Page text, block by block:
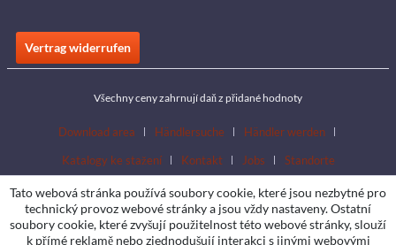
Vertrag widerrufen
Všechny ceny zahrnují daň z přidané hodnoty
Download area Händlersuche
Händler werden
Katalogy ke stažení
Kontakt Jobs Standorte
Tato webová stránka používá soubory cookie, které jsou nezbytné pro
technický provoz webové stránky a jsou vždy nastaveny. Ostatní
soubory cookie, které zvyšují použitelnost této webové stránky, slouží
k přímé reklamě nebo zjednodušují interakci s jinými webovými